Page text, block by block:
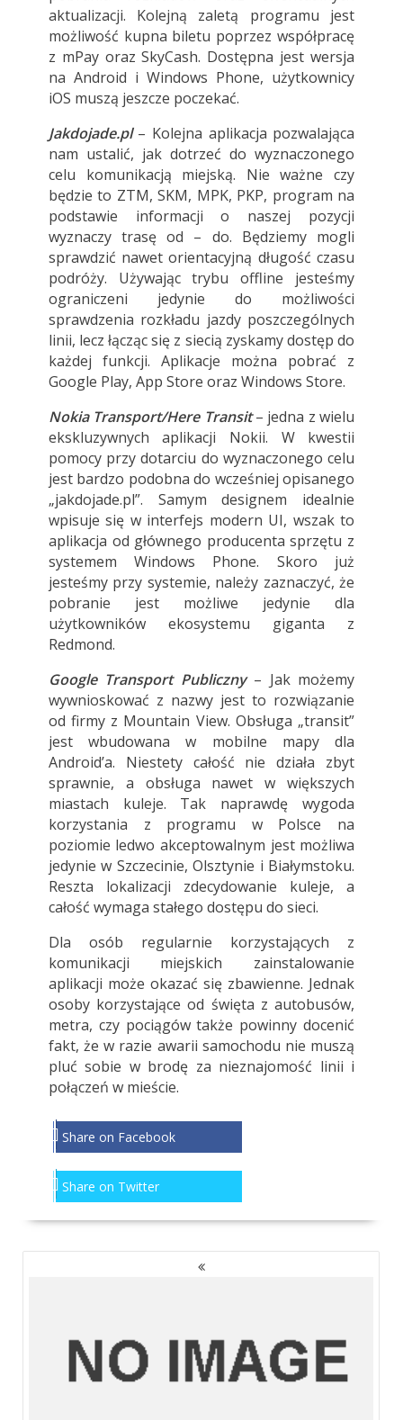
aktualizacji. Kolejną zaletą programu jest
możliwość kupna biletu poprzez współpracę
z mPay oraz SkyCash. Dostępna jest wersja
na Android i Windows Phone, użytkownicy
iOS muszą jeszcze poczekać.
Jakdojade.pl– Kolejna aplikacja pozwalająca
nam ustalić, jak dotrzeć do wyznaczonego
celu komunikacją miejską. Nie ważne czy
będzie to ZTM, SKM, MPK, PKP, program na
podstawie informacji o naszej pozycji
wyznaczy trasę od – do. Będziemy mogli
sprawdzić nawet orientacyjną długość czasu
podróży. Używając trybu offline jesteśmy
ograniczeni jedynie do możliwości
sprawdzenia rozkładu jazdy poszczególnych
linii, lecz łącząc się z siecią zyskamy dostęp do
każdej funkcji. Aplikacje można pobrać z
Google Play, App Store oraz Windows Store.
Nokia Transport/Here Transit– jedna z wielu
ekskluzywnych aplikacji Nokii. W kwestii
pomocy przy dotarciu do wyznaczonego celu
jest bardzo podobna do wcześniej opisanego
„jakdojade.pl”. Samym designem idealnie
wpisuje się w interfejs modern UI, wszak to
aplikacja od głównego producenta sprzętu z
systemem Windows Phone. Skoro już
jesteśmy przy systemie, należy zaznaczyć, że
pobranie jest możliwe jedynie dla
użytkowników ekosystemu giganta z
Redmond.
Google Transport Publiczny– Jak możemy
wywnioskować z nazwy jest to rozwiązanie
od firmy z Mountain View. Obsługa „transit”
jest wbudowana w mobilne mapy dla
Android’a. Niestety całość nie działa zbyt
sprawnie, a obsługa nawet w większych
miastach kuleje. Tak naprawdę wygoda
korzystania z programu w Polsce na
poziomie ledwo akceptowalnym jest możliwa
jedynie w Szczecinie, Olsztynie i Białymstoku.
Reszta lokalizacji zdecydowanie kuleje, a
całość wymaga stałego dostępu do sieci.
Dla osób regularnie korzystających z
komunikacji miejskich zainstalowanie
aplikacji może okazać się zbawienne. Jednak
osoby korzystające od święta z autobusów,
metra, czy pociągów także powinny docenić
fakt, że w razie awarii samochodu nie muszą
pluć sobie w brodę za nieznajomość linii i
połączeń w mieście.
Share on Facebook
Share on Twitter
NAWIGACJA